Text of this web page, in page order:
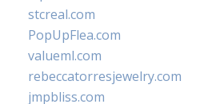
stcreal.com
PopUpFlea.com
valueml.com
rebeccatorresjewelry.com
jmpbliss.com